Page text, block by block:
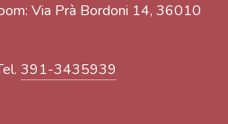
Via Prà Bordoni 14, 36010
391-3435939